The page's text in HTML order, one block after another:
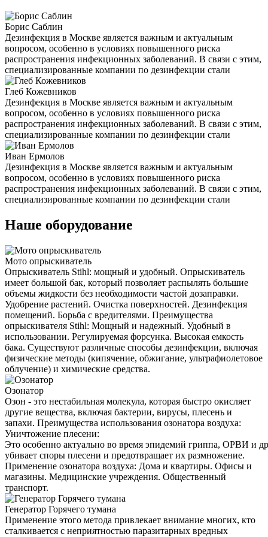
Борис Саблин
Дезинфекция в Москве является важным и актуальным
вопросом, особенно в условиях повышенного риска
распространения инфекционных заболеваний. В связи с этим,
специализированные компании по дезинфекции стали
Глеб Кожевников
Дезинфекция в Москве является важным и актуальным
вопросом, особенно в условиях повышенного риска
распространения инфекционных заболеваний. В связи с этим,
специализированные компании по дезинфекции стали
Иван Ермолов
Дезинфекция в Москве является важным и актуальным
вопросом, особенно в условиях повышенного риска
распространения инфекционных заболеваний. В связи с этим,
специализированные компании по дезинфекции стали
Наше оборудование
Мото опрыскиватель
Опрыскиватель Stihl: мощный и удобный. Опрыскиватель
имеет большой бак, который позволяет распылять большие
объемы жидкости без необходимости частой дозаправки.
Удобрение растений. Очистка поверхностей. Дезинфекция
помещений. Борьба с вредителями. Преимущества
опрыскивателя Stihl: Мощный и надежный. Удобный в
использовании. Регулируемая форсунка. Высокая емкость
бака. Существуют различные способы дезинфекции, включая
физические методы (кипячение, обжигание, ультрафиолетовое
облучение) и химические средства.
Озонатор
Озон - это нестабильная молекула, которая быстро окисляет
другие вещества, включая бактерии, вирусы, плесень и
запахи. Преимущества использования озонатора воздуха:
Уничтожение плесени:
Это особенно актуально во время эпидемий гриппа, ОРВИ и
убивает споры плесени и предотвращает их размножение.
Применение озонатора воздуха: Дома и квартиры. Офисы и
магазины. Медицинские учреждения. Общественный
транспорт.
Генератор Горячего тумана
Применение этого метода привлекает внимание многих, кто
сталкивается с неприятностью паразитарных вредных